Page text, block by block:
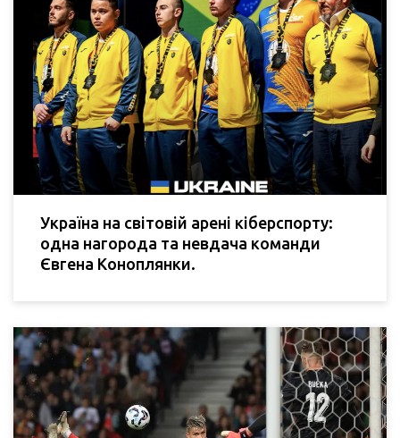
Україна на світовій арені кіберспорту:
одна нагорода та невдача команди
Євгена Коноплянки.